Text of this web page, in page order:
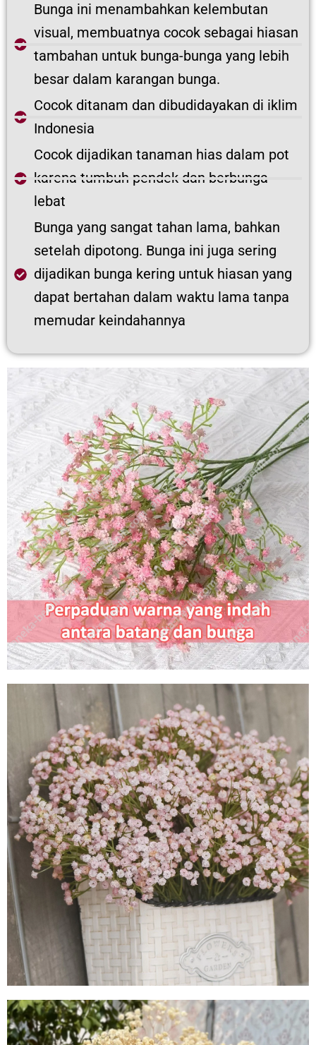
Bunga ini menambahkan kelembutan
visual, membuatnya cocok sebagai hiasan
tambahan untuk bunga-bunga yang lebih
besar dalam karangan bunga.
Cocok ditanam dan dibudidayakan di iklim
Indonesia
Cocok dijadikan tanaman hias dalam pot
karena tumbuh pendek dan berbunga
lebat
Bunga yang sangat tahan lama, bahkan
setelah dipotong. Bunga ini juga sering
dijadikan bunga kering untuk hiasan yang
dapat bertahan dalam waktu lama tanpa
memudar keindahannya